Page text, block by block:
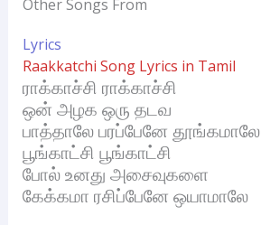
Other Songs From
Lyrics
Raakkatchi Song Lyrics in Tamil
ராக்காச்சி ராக்காச்சி
ஒன் அழக ஒரு தடவ
பாத்தாலே பரப்பேனே தூங்கமாலே
பூங்காட்சி பூங்காட்சி
போல் உனது அசைவுகளை
கேக்கமா ரசிப்பேனே ஒயாமாலே